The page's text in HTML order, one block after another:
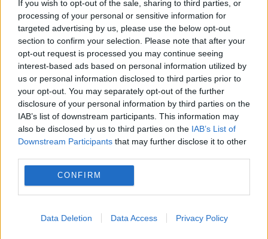
If you wish to opt-out of the sale, sharing to third parties, or
processing of your personal or sensitive information for
targeted advertising by us, please use the below opt-out
section to confirm your selection. Please note that after your
opt-out request is processed you may continue seeing
interest-based ads based on personal information utilized by
us or personal information disclosed to third parties prior to
your opt-out. You may separately opt-out of the further
disclosure of your personal information by third parties on the
IAB’s list of downstream participants. This information may
also be disclosed by us to third parties on the IAB’s List of
Downstream Participants that may further disclose it to other
CONFIRM
Data Deletion Data Access Privacy Policy